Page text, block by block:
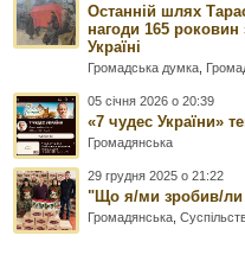
Останній шлях
нагоди 165 роковин
Україні
Громадська думка
05 січня 2026 о 20:39
«7 чудес України»
Громадянська
29 грудня 2025 о 21:22
"Що я/ми зробив/ли
Громадянська ,